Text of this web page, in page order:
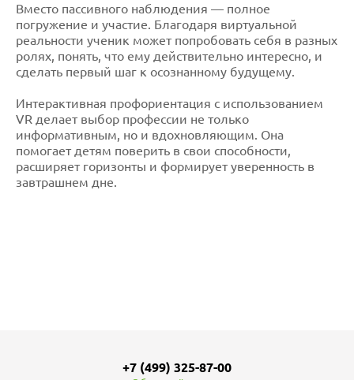
Вместо пассивного наблюдения — полное
погружение и участие. Благодаря виртуальной
реальности ученик может попробовать себя в разных
ролях, понять, что ему действительно интересно, и
сделать первый шаг к осознанному будущему.
Интерактивная профориентация с использованием
VR делает выбор профессии не только
информативным, но и вдохновляющим. Она
помогает детям поверить в свои способности,
расширяет горизонты и формирует уверенность в
завтрашнем дне.
+7 (499) 325-87-00